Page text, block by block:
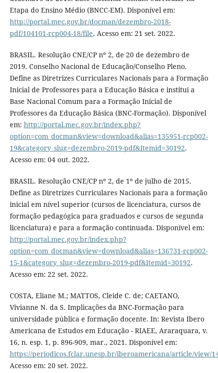
Etapa do Ensino Médio (BNCC-EM). Disponível em:
http://portal.mec.gov.br/docman/dezembro-2018-
pdf/104101-rcp004-18/file. Acesso em: 21 set. 2022.
BRASIL. Resolução CNE/CP nº 2, de 20 de dezembro de
2019. Conselho Nacional de Educação/Conselho Pleno.
Define as Diretrizes Curriculares Nacionais para a Formação
Inicial de Professores para a Educação Básica e institui a
Base Nacional Comum para a Formação Inicial de
Professores da Educação Básica (BNC-Formação). Disponível
em: http://portal.mec.gov.br/index.php?
option=com_docman&view=download&alias=135951-rcp002-
19&category_slug=dezembro-2019-pdf&Itemid=30192.
Acesso em: 04 out. 2022.
BRASIL. Resolução CNE/CP nº 2, de 1º de julho de 2015.
Define as Diretrizes Curriculares Nacionais para a formação
inicial em nível superior (cursos de licenciatura, cursos de
formação pedagógica para graduados e cursos de segunda
licenciatura) e para a formação continuada. Disponível em:
http://portal.mec.gov.br/index.php?
option=com_docman&view=download&alias=136731-rcp002-
15-1&category_slug=dezembro-2019-pdf&Itemid=30192.
Acesso em: 22 set. 2022.
COSTA, Eliane M.; MATTOS, Cleide C. de; CAETANO,
Vivianne N. da S. Implicações da BNC-Formação para
universidade pública e formação docente. In: Revista Ibero
Americana de Estudos em Educação - RIAEE, Araraquara, v.
16, n. esp. 1, p. 896-909, mar., 2021. Disponível em:
https://periodicos.fclar.unesp.br/iberoamericana/article/view/
Acesso em: 20 set. 2022.